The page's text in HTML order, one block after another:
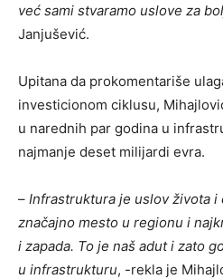
već sami stvaramo uslove za
Janjušević.
Upitana da prokomentariše
investicionom ciklusu,
u narednih par godina u
najmanje deset milijardi evra.
– Infrastruktura je uslov života i
značajno mesto u regionu i
i zapada. To je naš adut i zato
u infrastrukturu, -rekla je